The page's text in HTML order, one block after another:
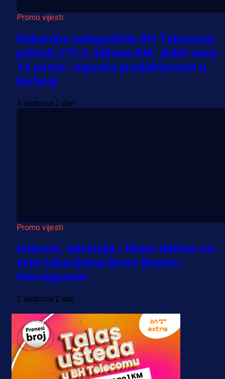
Promo vijesti
Rekordno polugodište BH Telecoma:
prihodi 275,2 miliona KM, dobit veća
12 posto i najveća produktivnost u
historiji
1 sedmica 2 dan
Promo vijesti
Internet, televizija i fiksni telefon na
svim lokacijama širom Bosne i
Hercegovine
2 sedmica 2 dan